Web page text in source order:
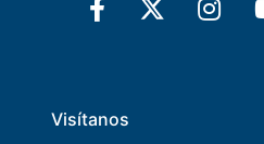
Visítanos